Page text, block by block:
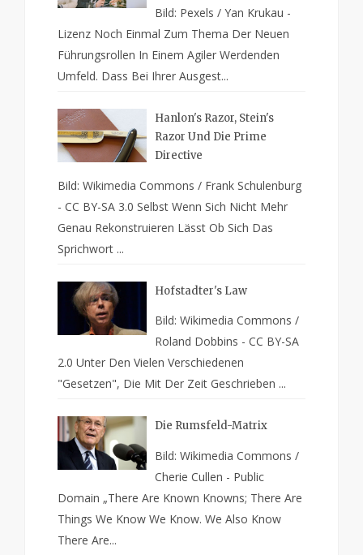
Bild: Pexels / Yan Krukau -
Lizenz Noch Einmal Zum Thema Der Neuen
Führungsrollen In Einem Agiler Werdenden
Umfeld. Dass Bei Ihrer Ausgest...
Hanlon's Razor, Stein's
Razor Und Die Prime
Directive
Bild: Wikimedia Commons / Frank Schulenburg
- CC BY-SA 3.0 Selbst Wenn Sich Nicht Mehr
Genau Rekonstruieren Lässt Ob Sich Das
Sprichwort ...
Hofstadter's Law
Bild: Wikimedia Commons /
Roland Dobbins - CC BY-SA
2.0 Unter Den Vielen Verschiedenen
"Gesetzen", Die Mit Der Zeit Geschrieben ...
Die Rumsfeld-Matrix
Bild: Wikimedia Commons /
Cherie Cullen - Public
Domain „There Are Known Knowns; There Are
Things We Know We Know. We Also Know
There Are...